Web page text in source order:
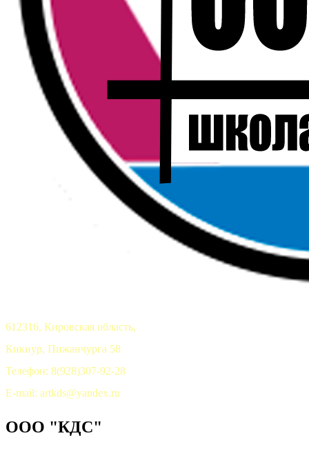
612316, Кировская область,
Кикнур, Пижанчурга 58
Телефон: 8(928)307-92-28
E-mail: artkds@yandex.ru
ООО "КДС"